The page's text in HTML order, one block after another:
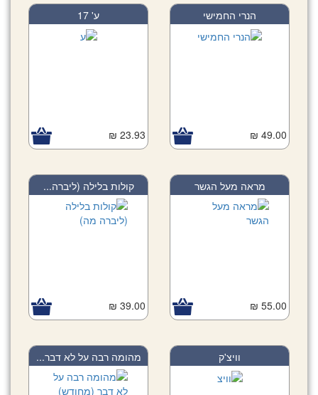
הנרי החמישי
49.00 ₪
ע' 17
23.93 ₪
מראה מעל הגשר
55.00 ₪
קולות בלילה (ליברה...
39.00 ₪
וויצ'ק מהומה רבה על לא דבר...